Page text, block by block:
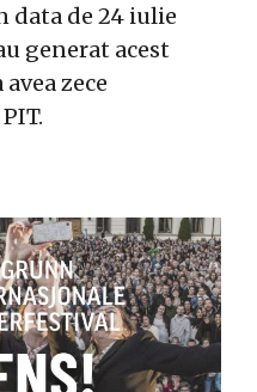
data de 24 iulie
generat acest
zece